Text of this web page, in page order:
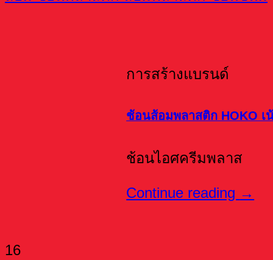
การสร้างแบรนด์
ช้อนส้อมพลาสติก HOKO
ช้อนไอศครีมพลาส
Continue reading →
16